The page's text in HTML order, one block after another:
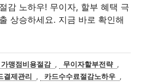
감 노하우! 무이자, 할부 혜택 극
상승하세요. 지금 바로 확인해
가맹점비용절감 , 무이자할부전략 ,
결제관리 , 카드수수료절감노하우 ,